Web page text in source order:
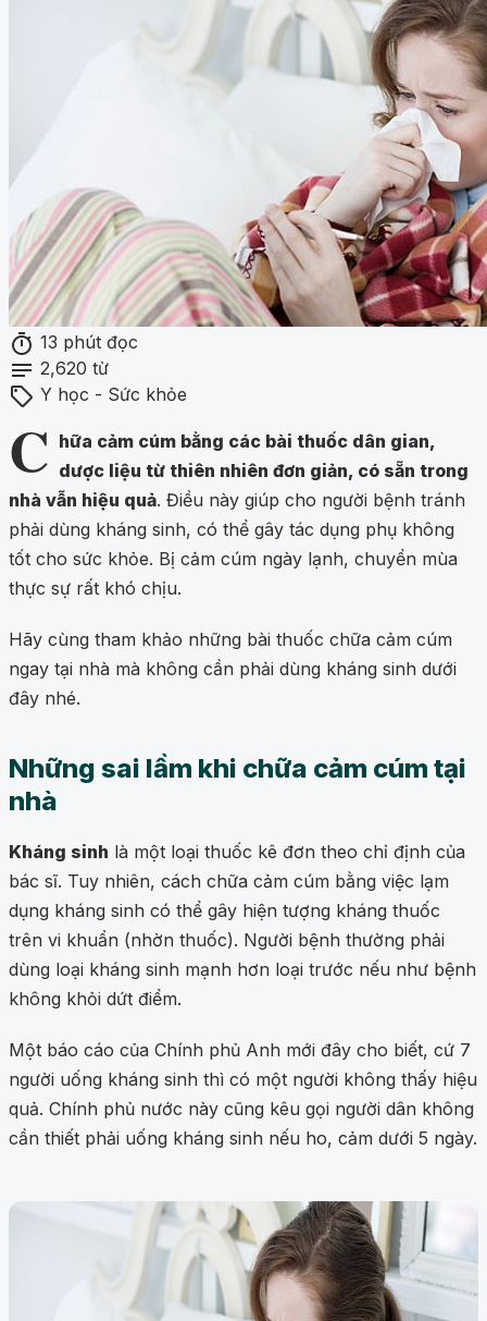
timer 13 phút đọc
notes 2,620 từ
sell Y học - Sức khỏe
C hữa cảm cúm bằng các bài thuốc dân gian,
dược liệu từ thiên nhiên đơn giản, có sẵn trong
nhà vẫn hiệu quả. Điều này giúp cho người bệnh tránh
phải dùng kháng sinh, có thể gây tác dụng phụ không
tốt cho sức khỏe. Bị cảm cúm ngày lạnh, chuyển mùa
thực sự rất khó chịu.
Hãy cùng tham khảo những bài thuốc chữa cảm cúm
ngay tại nhà mà không cần phải dùng kháng sinh dưới
đây nhé.
Những sai lầm khi chữa cảm cúm tại
nhà
Kháng sinh là một loại thuốc kê đơn theo chỉ định của
bác sĩ. Tuy nhiên, cách chữa cảm cúm bằng việc lạm
dụng kháng sinh có thể gây hiện tượng kháng thuốc
trên vi khuẩn (nhờn thuốc). Người bệnh thường phải
dùng loại kháng sinh mạnh hơn loại trước nếu như bệnh
không khỏi dứt điểm.
Một báo cáo của Chính phủ Anh mới đây cho biết, cứ 7
người uống kháng sinh thì có một người không thấy hiệu
quả. Chính phủ nước này cũng kêu gọi người dân không
cần thiết phải uống kháng sinh nếu ho, cảm dưới 5 ngày.